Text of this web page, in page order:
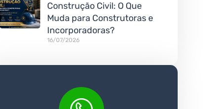
Construção Civil: O Que
Muda para Construtoras e
Incorporadoras?
16/07/2026